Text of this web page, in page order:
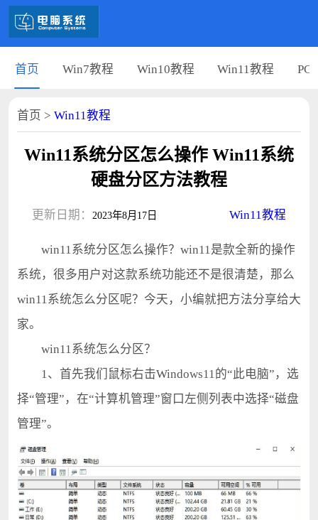
首页 Win7教程 Win10教程 Win11教程 PC
首页 > Win11教程
Win11系统分区怎么操作 Win11系统
硬盘分区方法教程
更新日期： 2023年8月17日 Win11教程
win11系统分区怎么操作？win11是款全新的操作
系统，很多用户对这款系统功能还不是很清楚，那么
win11系统怎么分区呢？今天，小编就把方法分享给大
家。
win11系统怎么分区？
1、首先我们鼠标右击Windows11的“此电脑”，选
择“管理”，在“计算机管理”窗口左侧列表中选择“磁盘
管理”。